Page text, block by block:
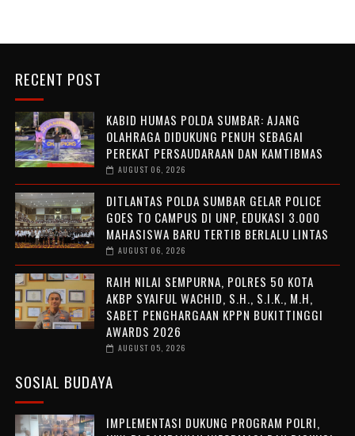
RECENT POST
KABID HUMAS POLDA SUMBAR: AJANG
OLAHRAGA DIDUKUNG PENUH SEBAGAI
PEREKAT PERSAUDARAAN DAN KAMTIBMAS
AUGUST 06, 2026
DITLANTAS POLDA SUMBAR GELAR POLICE
GOES TO CAMPUS DI UNP, EDUKASI 3.000
MAHASISWA BARU TERTIB BERLALU LINTAS
AUGUST 06, 2026
RAIH NILAI SEMPURNA, POLRES 50 KOTA
AKBP SYAIFUL WACHID, S.H., S.I.K., M.H,
SABET PENGHARGAAN KPPN BUKITTINGGI
AWARDS 2026
AUGUST 05, 2026
SOSIAL BUDAYA
IMPLEMENTASI DUKUNG PROGRAM POLRI,